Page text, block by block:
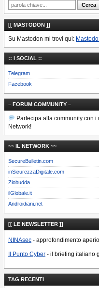
[[ MASTODON ]]
Su Mastodon mi trovi qui:
:: I SOCIAL ::
Telegram
Facebook
= FORUM COMMUNITY =
Partecipa alla community con i
Network!
~~ IL NETWORK ~~
SecureBulletin.com
inSicurezzaDigitale.com
Ziobudda
ilGlobale.it
Androidiani.net
[[ LE NEWSLETTER ]]
NINAsec - approfondimento
Il Punto Cyber - il briefing italiano
TAG RECENTI